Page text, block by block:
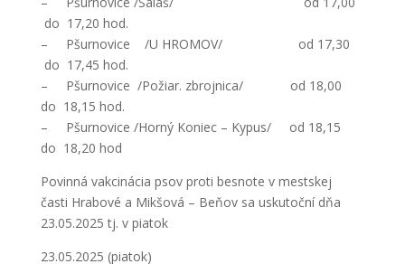
do 17,20 hod.
– Pšurnovice /U HROMOV/ od 17,30
do 17,45 hod.
– Pšurnovice /Požiar. zbrojnica/ od 18,00
do 18,15 hod.
– Pšurnovice /Horný Koniec – Kypus/ od 18,15
do 18,20 hod
Povinná vakcinácia psov proti besnote v mestskej
časti Hrabové a Mikšová – Beňov sa uskutoční dňa
23.05.2025 tj. v piatok
23.05.2025 (piatok)